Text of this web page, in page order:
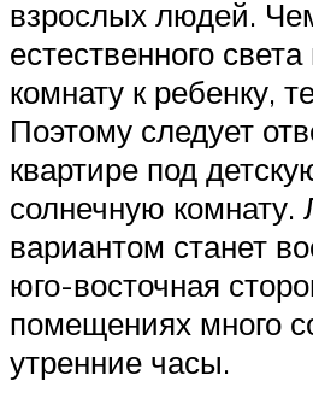
взрослых людей.
естественного
комнату к ребенку,
Поэтому следует
квартире под
солнечную
вариантом станет
юго-восточная
помещениях много
утренние часы.